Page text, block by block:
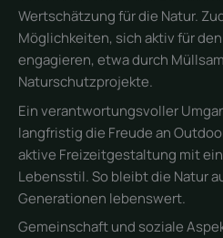
Wertschätzung für die Natur.
Möglichkeiten, sich aktiv für
engagieren, etwa durch
Naturschutzprojekte.
Ein verantwortungsvoller
langfristig die Freude an
aktive Freizeitgestaltung mit
Lebensstil. So bleibt die Natur
Generationen lebenswert.
Gemeinschaft und soziale